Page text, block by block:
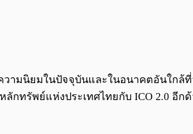
ามนิยมในปัจจุบันและในอนาคตอันใก
กทรัพย์แห่งประเทศไทยกับ ICO 2.0 อีกด้